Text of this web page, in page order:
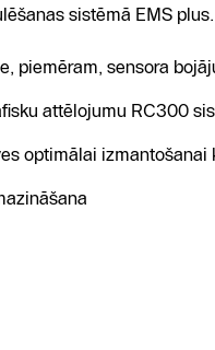
sistēmā EMS plus.
piemēram, sensora
attēlojumu RC300
optimālai izmantošanai